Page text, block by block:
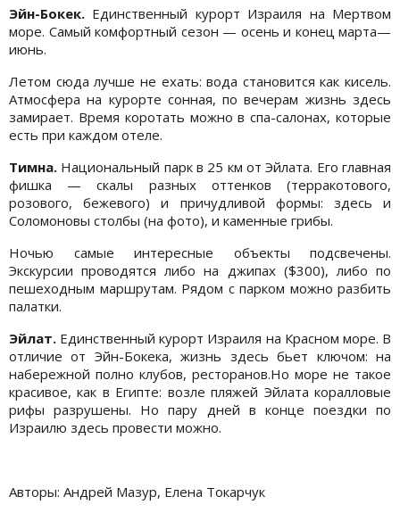
Эйн-Бокек. Единственный курорт Израиля на Мертвом
море. Самый комфортный сезон — осень и конец марта—
июнь.
Летом сюда лучше не ехать: вода становится как кисель.
Атмосфера на курорте сонная, по вечерам жизнь здесь
замирает. Время коротать можно в спа-салонах, которые
есть при каждом отеле.
Тимна. Национальный парк в 25 км от Эйлата. Его главная
фишка — скалы разных оттенков (терракотового,
розового, бежевого) и причудливой формы: здесь и
Соломоновы столбы (на фото), и каменные грибы.
Ночью самые интересные объекты подсвечены.
Экскурсии проводятся либо на джипах ($300), либо по
пешеходным маршрутам. Рядом с парком можно разбить
палатки.
Эйлат. Единственный курорт Израиля на Красном море. В
отличие от Эйн-Бокека, жизнь здесь бьет ключом: на
набережной полно клубов, ресторанов.Но море не такое
красивое, как в Египте: возле пляжей Эйлата коралловые
рифы разрушены. Но пару дней в конце поездки по
Израилю здесь провести можно.
Авторы: Андрей Мазур, Елена Токарчук